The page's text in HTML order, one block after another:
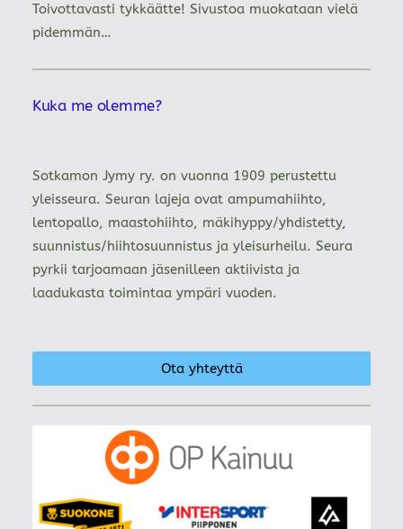
Toivottavasti tykkäätte! Sivustoa muokataan vielä
pidemmän…
Kuka me olemme?
Sotkamon Jymy ry. on vuonna 1909 perustettu
yleisseura. Seuran lajeja ovat ampumahiihto,
lentopallo, maastohiihto, mäkihyppy/yhdistetty,
suunnistus/hiihtosuunnistus ja yleisurheilu. Seura
pyrkii tarjoamaan jäsenilleen aktiivista ja
laadukasta toimintaa ympäri vuoden.
Ota yhteyttä